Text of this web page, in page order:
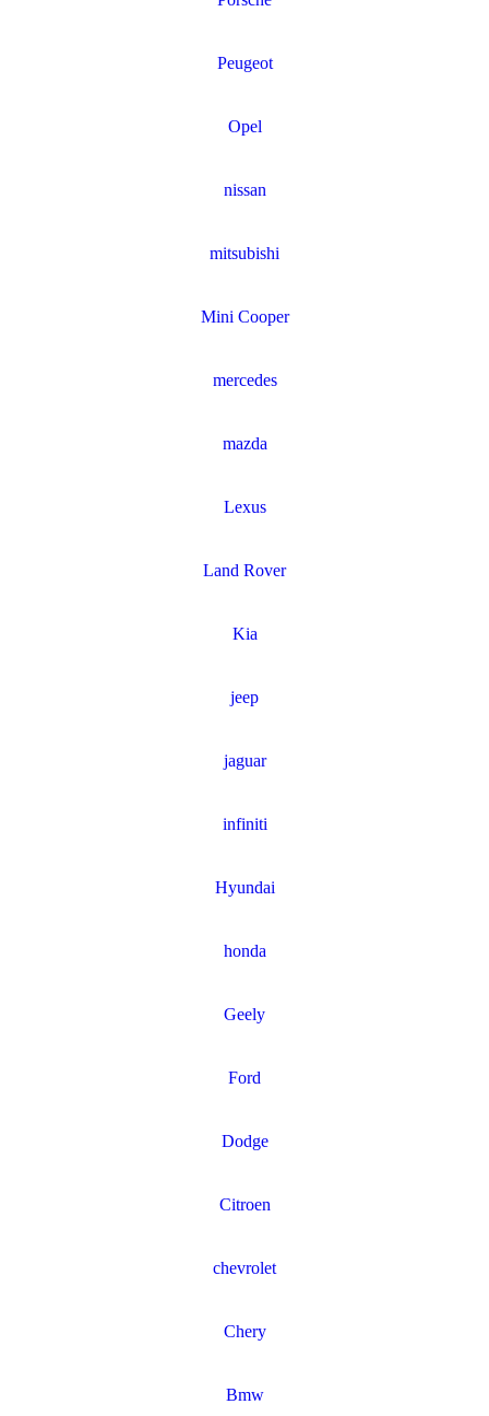
Peugeot
Opel
nissan
mitsubishi
Mini Cooper
mercedes
mazda
Lexus
Land Rover
Kia
jeep
jaguar
infiniti
Hyundai
honda
Geely
Ford
Dodge
Citroen
chevrolet
Chery
Bmw